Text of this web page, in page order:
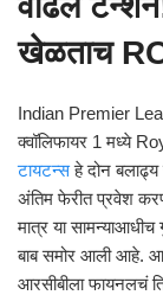
खेळताच
Indian Premier
क्वॉलिफायर 1 मध्ये
टायटन्सहे दोन
अंतिम फेरीत प्रवेश
मात्र या सामन्याआधीच
बाब समोर आली आहे.
आरसीबीला फायनलचं